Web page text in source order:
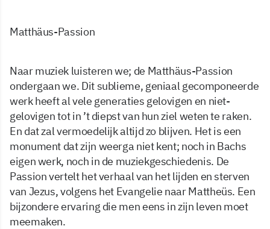
Matthäus-Passion
Naar muziek luisteren we; de Matthäus-Passion
ondergaan we. Dit sublieme, geniaal gecomponeerde
werk heeft al vele generaties gelovigen en niet-
gelovigen tot in ’t diepst van hun ziel weten te raken.
En dat zal vermoedelijk altijd zo blijven. Het is een
monument dat zijn weerga niet kent; noch in Bachs
eigen werk, noch in de muziekgeschiedenis. De
Passion vertelt het verhaal van het lijden en sterven
van Jezus, volgens het Evangelie naar Mattheüs. Een
bijzondere ervaring die men eens in zijn leven moet
meemaken.